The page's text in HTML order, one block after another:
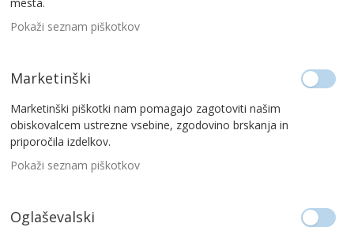
Pokaži seznam piškotkov
Marketinški
Marketinški piškotki nam pomagajo zagotoviti našim
obiskovalcem ustrezne vsebine, zgodovino brskanja in
priporočila izdelkov.
Pokaži seznam piškotkov
Oglaševalski